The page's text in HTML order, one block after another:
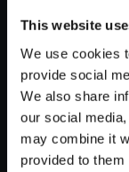
This website
We use cookies
provide social
We also share
our social
may combine it
provided to